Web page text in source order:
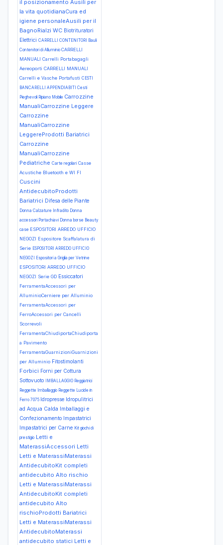
il posizionamento Ausili per
la vita quotidianaCura ed
igiene personaleAusili per il
BagnoRialzi WC Biotrituratori
Elettrici CARRELLI CONTENITORI Bauli
Contenitori di Alluminio CARRELLI
MANUALI Carrelli Portabagagli
Aereoporti CARRELLI MANUALI
Carrelli e Vasche Portafusti CESTI
BANCARELLI APPENDIABITI Cesti
Pieghevoli Ripiano Mobile Carrozzine
ManualiCarrozzine Leggere
Carrozzine
ManualiCarrozzine
LeggereProdotti Bariatrici
Carrozzine
ManualiCarrozzine
Pediatriche Carte regolari Casse
Acustiche Bluetooth e WI FI
Cuscini
AntidecubitoProdotti
Bariatrici Difesa delle Piante
Donna Calzature Infradito Donna
accessori Portachiavi Donna borse Beauty
case ESPOSITORI ARREDO UFFICIO
NEGOZI Espositore Scaffalatura di
Serie ESPOSITORI ARREDO UFFICIO
NEGOZI Espositori a Griglia per Vetrine
ESPOSITORI ARREDO UFFICIO
NEGOZI Serie GD Essiccatori
FerramentaAccessori per
AlluminioCerniere per Alluminio
FerramentaAccessori per
FerroAccessori per Cancelli
Scorrevoli
FerramentaChiudiportaChiudiporta
a Pavimento
FerramentaGuarnizioniGuarnizioni
per Alluminio Fitostimolanti
Forbici Forni per Cottura
Sottovuoto
IMBALLAGGIO Reggiatrici
Reggette Imballaggio Reggette Lucide in
Ferro 7075 Idropresse Idropulitrici
ad Acqua Calda Imballaggi e
Confezionamento Impastatrici
Impastatrici per Carne Kit giochi di
prestigio Letti e
MaterassiAccessori Letti
Letti e MaterassiMaterassi
AntidecubitoKit completi
antidecubito Alto rischio
Letti e MaterassiMaterassi
AntidecubitoKit completi
antidecubito Alto
rischioProdotti Bariatrici
Letti e MaterassiMaterassi
AntidecubitoMaterassi
antidecubito statici Letti e